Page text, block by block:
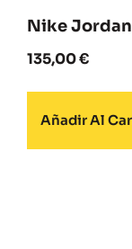
Nike
135,00€
Añadir Al